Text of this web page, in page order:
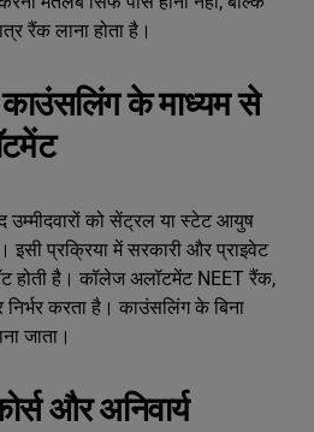
रैंक लाना होता है।
के माध्यम से
उम्मीदवारों को सेंट्रल या स्टेट आयुष
इसी प्रक्रिया में सरकारी और प्राइवेट
होती है। कॉलेज अलॉटमेंट NEET रैंक,
करता है। काउंसलिंग के बिना
जाता।
और अनिवार्य